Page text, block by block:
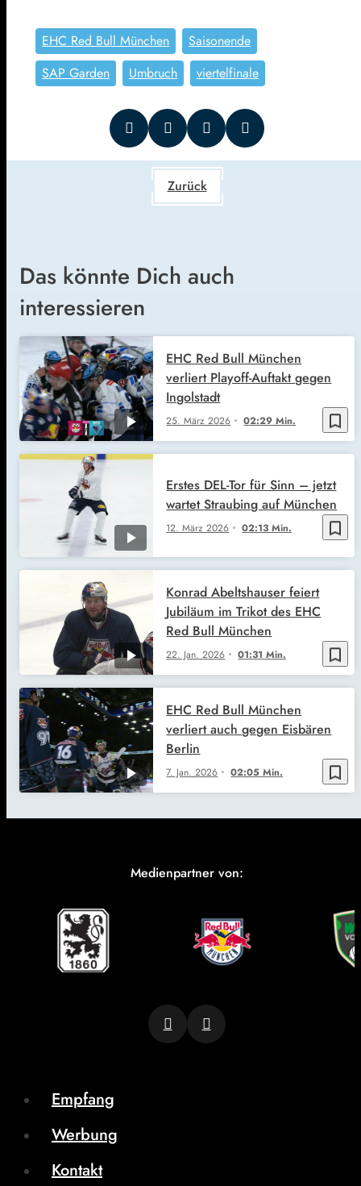
EHC Red Bull München
Saisonende
SAP Garden
Umbruch viertelfinale
Zurück
Das könnte Dich auch
interessieren
bookmark_border
25. März 2026 02:29 Min.
EHC Red Bull München
verliert Playoff-Auftakt gegen
Ingolstadt
bookmark_border
12. März 2026 02:13 Min.
Erstes DEL-Tor für Sinn – jetzt
wartet Straubing auf München
bookmark_border
22. Jan. 2026 01:31 Min.
Konrad Abeltshauser feiert
Jubiläum im Trikot des EHC
Red Bull München
bookmark_border
7. Jan. 2026 02:05 Min.
EHC Red Bull München
verliert auch gegen Eisbären
Berlin
Medienpartner von:
Empfang
Werbung
Kontakt